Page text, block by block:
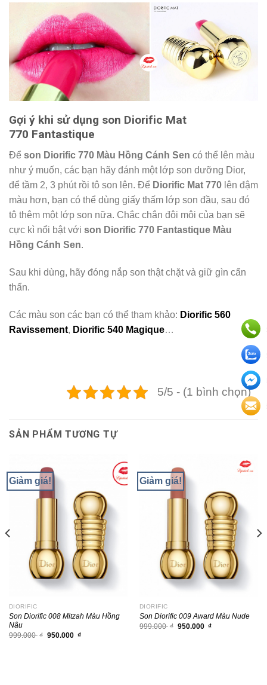
Gợi ý khi sử dụng son Diorific Mat
770 Fantastique
Để son Diorific 770 Màu Hồng Cánh Sen có thể lên màu
như ý muốn, các bạn hãy đánh một lớp son dưỡng Dior,
để tầm 2, 3 phút rồi tô son lên. Để Diorific Mat 770 lên đậm
màu hơn, bạn có thể dùng giấy thấm lớp son đầu, sau đó
tô thêm một lớp son nữa. Chắc chắn đôi môi của bạn sẽ
cực kì nổi bật với son Diorific 770 Fantastique Màu
Hồng Cánh Sen.
Sau khi dùng, hãy đóng nắp son thật chặt và giữ gìn cẩn
thẩn.
Các màu son các bạn có thể tham khảo: Diorific 560
Ravissement, Diorific 540 Magique…
5/5 - (1 bình chọn)
SẢN PHẨM TƯƠNG TỰ
Giảm giá!
DIORIFIC
Son Diorific 008 Mitzah Màu Hồng
Nâu
999.000 ₫ Giá
950.000 ₫Giá
Giảm giá!
DIORIFIC
Son Diorific 009 Award Màu Nude
999.000 ₫ Giá
950.000 ₫Giá